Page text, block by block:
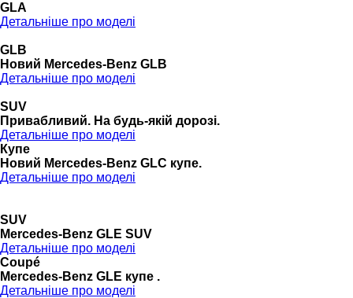
GLA
Детальніше про моделі
GLB
Новий Mercedes-Benz GLB
Детальніше про моделі
SUV
Привабливий. На будь-якій дорозі.
Детальніше про моделі
Купе
Новий Mercedes-Benz GLС купе.
Детальніше про моделі
SUV
Mercedes-Benz GLE SUV
Детальніше про моделі
Coupé
Mercedes-Benz GLE купе .
Детальніше про моделі